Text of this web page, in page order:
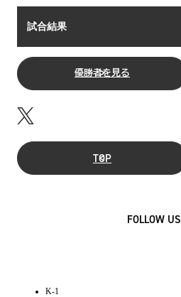
試合結果
優勝者を見る
TOP
FOLLOW US
K-1